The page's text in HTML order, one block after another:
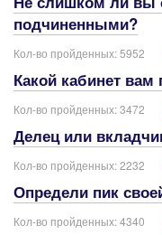
подчиненными?
Кол-во пройденных: 5952
Какой кабинет вам
Кол-во пройденных: 3472
Делец или
Кол-во пройденных: 2232
Определи пик
Кол-во пройденных: 4340